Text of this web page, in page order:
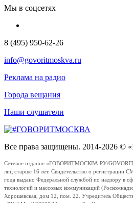
Мы в соцсетях
8 (495) 950-62-26
info@govoritmoskva.ru
Реклама на радио
Города вещания
Наши слушатели
Все права защищены. 2014-2026 ©
Сетевое издание «ГОВОРИТМОСКВА.РУ/
лиц старше 16 лет. Свидетельство о
года выдано Федеральной службой по надзору в
технологий и массовых коммуникаций
Хорошевская, дом 12, пом. 22. Учредитель